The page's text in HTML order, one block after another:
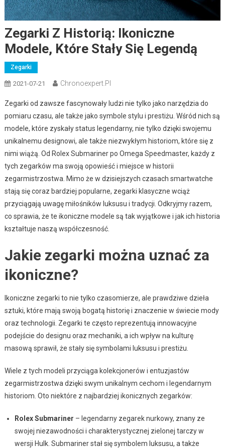
Zegarki Z Historią: Ikoniczne
Modele, Które Stały Się Legendą
Zegarki
2021-07-21 Chronoexpert.pl
Zegarki od zawsze fascynowały ludzi nie tylko jako narzędzia do
pomiaru czasu, ale także jako symbole stylu i prestiżu. Wśród nich są
modele, które zyskały status legendarny, nie tylko dzięki swojemu
unikalnemu designowi, ale także niezwykłym historiom, które się z
nimi wiążą. Od Rolex Submariner po Omega Speedmaster, każdy z
tych zegarków ma swoją opowieść i miejsce w historii
zegarmistrzostwa. Mimo że w dzisiejszych czasach smartwatche
stają się coraz bardziej popularne, zegarki klasyczne wciąż
przyciągają uwagę miłośników luksusu i tradycji. Odkryjmy razem,
co sprawia, że te ikoniczne modele są tak wyjątkowe i jak ich historia
kształtuje naszą współczesność.
Jakie zegarki można uznać za
ikoniczne?
Ikoniczne zegarki to nie tylko czasomierze, ale prawdziwe dzieła
sztuki, które mają swoją bogatą historię i znaczenie w świecie mody
oraz technologii. Zegarki te często reprezentują innowacyjne
podejście do designu oraz mechaniki, a ich wpływ na kulturę
masową sprawił, że stały się symbolami luksusu i prestiżu.
Wiele z tych modeli przyciąga kolekcjonerów i entuzjastów
zegarmistrzostwa dzięki swym unikalnym cechom i legendarnym
historiom. Oto niektóre z najbardziej ikonicznych zegarków:
Rolex Submariner – legendarny zegarek nurkowy, znany ze
swojej niezawodności i charakterystycznej zielonej tarczy w
wersji Hulk. Submariner stał się symbolem luksusu, a także